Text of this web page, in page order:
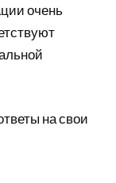
очень
на свои